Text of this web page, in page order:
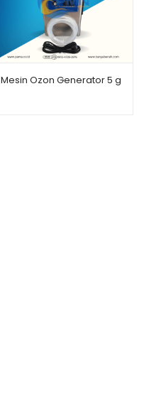
Mesin Ozon Generator 5 g